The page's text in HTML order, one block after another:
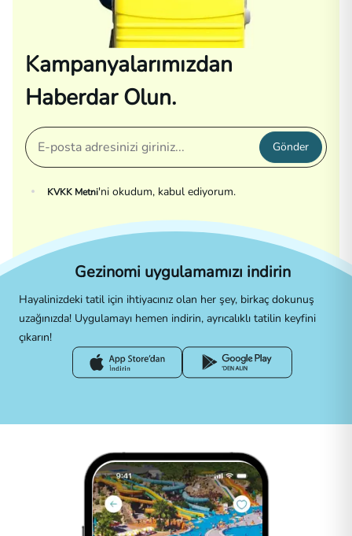
Kampanyalarımızdan
Haberdar Olun.
Gönder
KVKK Metni'ni okudum, kabul ediyorum.
Gezinomi uygulamamızı indirin
Hayalinizdeki tatil için ihtiyacınız olan her şey, birkaç dokunuş
uzağınızda! Uygulamayı hemen indirin, ayrıcalıklı tatilin keyfini
çıkarın!